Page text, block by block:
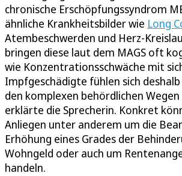
chronische Erschöpfungssyndrom
ähnliche Krankheitsbilder wie Long
Atembeschwerden und Herz-
bringen diese laut dem MAGS oft
wie Konzentrationsschwäche mit
Impfgeschädigte fühlen sich
den komplexen behördlichen
erklärte die Sprecherin. Konkret
Anliegen unter anderem um die
Erhöhung eines Grades der
Wohngeld oder auch um
handeln.